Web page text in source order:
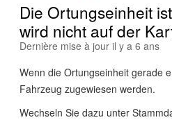
Die Ortungseinheit
wird nicht auf der
Dernière mise à jour il y a 6 ans
Wenn die Ortungseinheit gerade
Fahrzeug zugewiesen werden.
Wechseln Sie dazu unter